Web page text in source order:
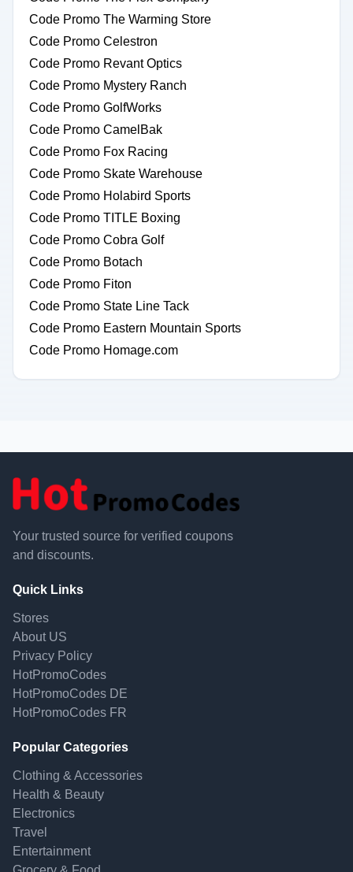
Code Promo The Warming Store
Code Promo Celestron
Code Promo Revant Optics
Code Promo Mystery Ranch
Code Promo GolfWorks
Code Promo CamelBak
Code Promo Fox Racing
Code Promo Skate Warehouse
Code Promo Holabird Sports
Code Promo TITLE Boxing
Code Promo Cobra Golf
Code Promo Botach
Code Promo Fiton
Code Promo State Line Tack
Code Promo Eastern Mountain Sports
Code Promo Homage.com
Your trusted source for verified coupons
and discounts.
Quick Links
Stores
About US
Privacy Policy
HotPromoCodes
HotPromoCodes DE
HotPromoCodes FR
Popular Categories
Clothing & Accessories
Health & Beauty
Electronics
Travel
Entertainment